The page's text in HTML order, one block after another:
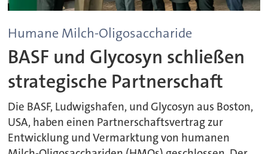
Humane Milch-Oligosaccharide
BASF und Glycosyn schließen
strategische Partnerschaft
Die BASF, Ludwigshafen, und Glycosyn aus Boston,
USA, haben einen Partnerschaftsvertrag zur
Entwicklung und Vermarktung von humanen